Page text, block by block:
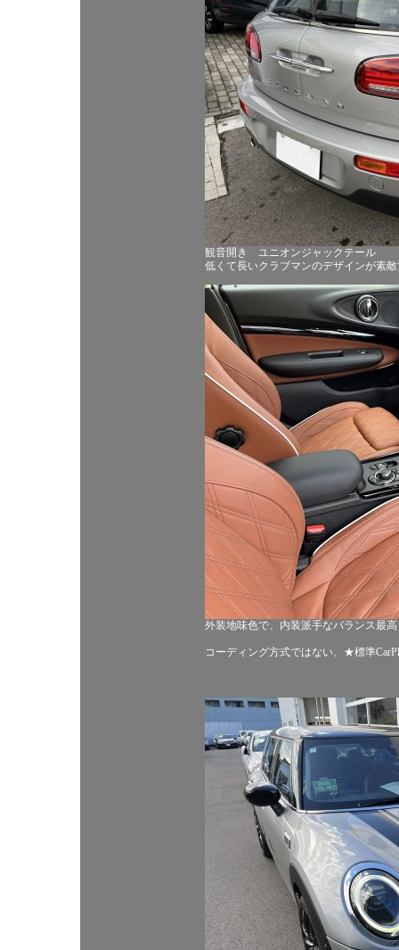
観音開き ユニオンジャックテール
低くて長いクラブマンのデザインが素
外装地味色で、内装派手なバランス最
コーディング方式ではない、★標準